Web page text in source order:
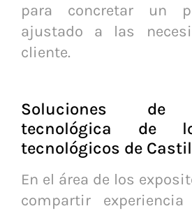
para concretar un
ajustado a las
cliente.
Soluciones de
tecnológica de
tecnológicos de
En el área de los
compartir